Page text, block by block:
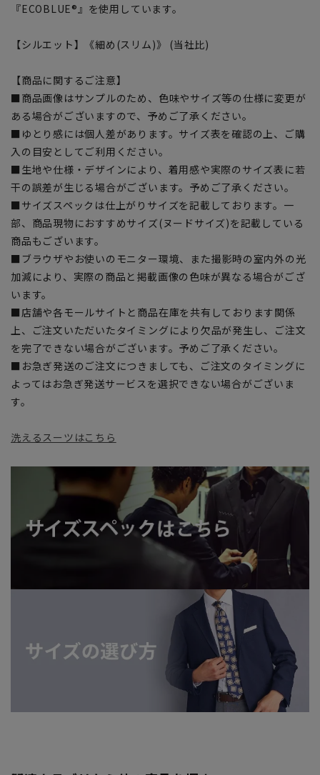
『ECOBLUE®』を使用しています。
【シルエット】《細め(スリム)》 (当社比)
【商品に関するご注意】
■商品画像はサンプルのため、色味やサイズ等の仕様に変更が
ある場合がございますので、予めご了承ください。
■ゆとり感には個人差があります。サイズ表を確認の上、ご購
入の目安としてご利用ください。
■生地や仕様・デザインにより、着用感や実際のサイズ表に若
干の誤差が生じる場合がございます。予めご了承ください。
■サイズスペックは仕上がりサイズを記載しております。一
部、商品現物におすすめサイズ(ヌードサイズ)を記載している
商品もございます。
■ブラウザやお使いのモニター環境、また撮影時の室内外の光
加減により、実際の商品と掲載画像の色味が異なる場合がござ
います。
■店舗や各モールサイトと商品在庫を共有しております関係
上、ご注文いただいたタイミングにより欠品が発生し、ご注文
を完了できない場合がございます。予めご了承ください。
■お急ぎ発送のご注文につきましても、ご注文のタイミングに
よってはお急ぎ発送サービスを選択できない場合がございま
す。
洗えるスーツはこちら